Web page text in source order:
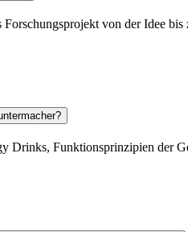
von der Idee
Funktionsprinzipien der